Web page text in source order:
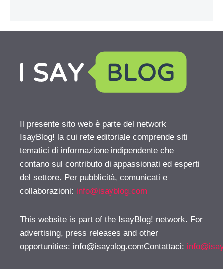
Il presente sito web è parte del network
IsayBlog! la cui rete editoriale comprende siti
tematici di informazione indipendente che
contano sul contributo di appassionati ed esperti
del settore. Per pubblicità, comunicati e
collaborazioni: info@isayblog.com
This website is part of the IsayBlog! network. For
advertising, press releases and other
opportunities: info@isayblog.comContattaci: